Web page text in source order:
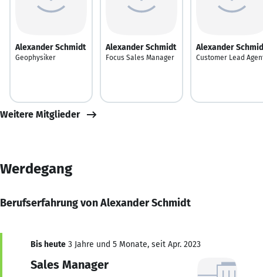
Alexander Schmidt
Geophysiker
Alexander Schmidt
Focus Sales Manager
Alexander
Customer Lead
Weitere Mitglieder
Werdegang
Berufserfahrung von Alexander Schmidt
Bis heute 3 Jahre und 5 Monate, seit Apr. 2023
Sales Manager